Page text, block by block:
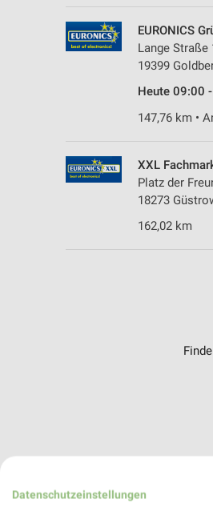
EURONICS
Lange Straße
19399
Heute 09:00
147,76 km •
XXL
Platz der
18273
162,02 km
Datenschutzeinstellungen